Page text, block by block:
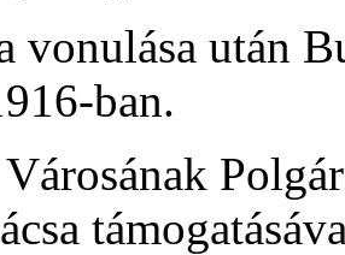
vonulása után
ban.